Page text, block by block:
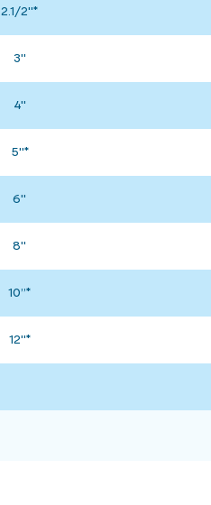
2.1/2"*
3"
4"
5"*
6"
8"
10”*
12"*